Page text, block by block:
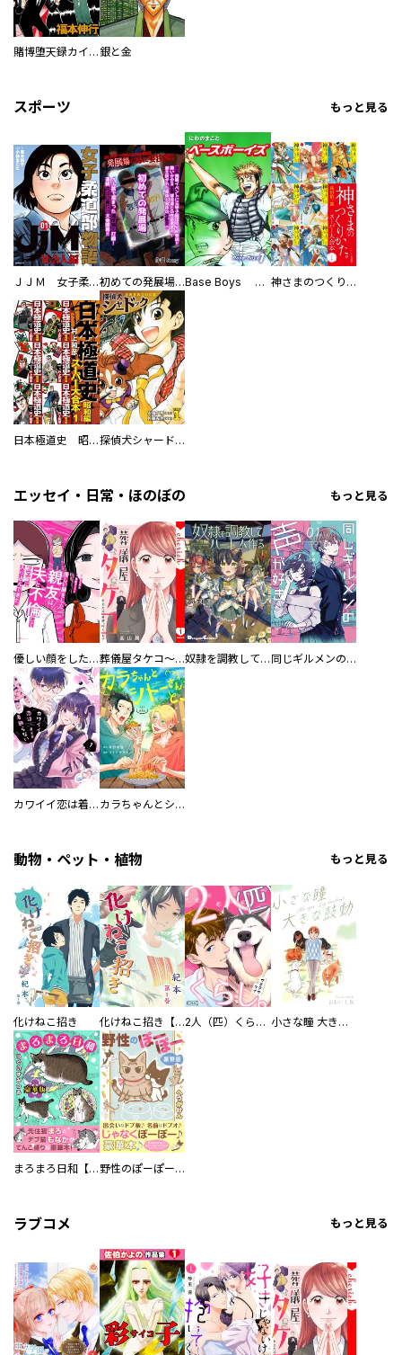
賭博堕天録カイジ銀と金
スポーツ もっと見る
ＪＪＭ 女子柔道部物語 社会人編 初めての発展場 【白抜き修正版】 Base Boys 新装版 神さまのつくりかた。スーパー大合本
日本極道史 昭和編 スーパー大合本 探偵犬シャードック（新装版）
エッセイ・日常・ほのぼの もっと見る
優しい顔をした親友は、夫と不倫して私の家に入り込んできた。 葬儀屋タケコ～あなたの最期、叶えます【電子単行本版】 奴隷を調教してハーレム作る 同じギルメンの声が好き
カワイイ恋は着飾らない カラちゃんとシトーさんと、 【分冊版】
動物・ペット・植物 もっと見る
化けねこ招き 化けねこ招き【描きおろし付合冊版】 2人（匹）くらし。 小さな瞳 大きな鼓動
まろまろ日和【豪華版】 野性のぽーぽー【豪華版】
ラブコメ もっと見る